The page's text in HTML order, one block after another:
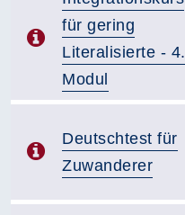
für gering
Literalisierte - 4.
Modul
Deutschtest für
Zuwanderer